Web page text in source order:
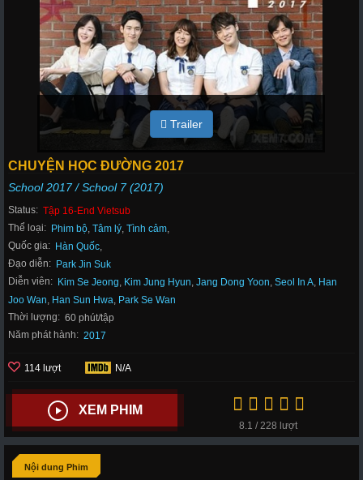
Trailer
CHUYỆN HỌC ĐƯỜNG 2017
School 2017 / School 7 (2017)
Status: Tập 16-End Vietsub
Thể loại: Phim bộ, Tâm lý, Tình cảm,
Quốc gia: Hàn Quốc,
Đạo diễn: Park Jin Suk
Diễn viên: Kim Se Jeong, Kim Jung Hyun, Jang Dong Yoon, Seol In A, Han
Joo Wan, Han Sun Hwa, Park Se Wan
Thời lượng: 60 phút/tập
Năm phát hành: 2017
114 lượt N/A
XEM PHIM
8.1 / 228 lượt
Nội dung Phim